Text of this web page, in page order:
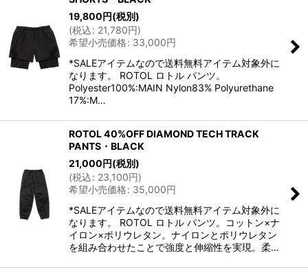
19,800円(税別)
(税込: 21,780円)
希望小売価格: 33,000円
*SALEアイテムなので送料無料アイテム対象外に
なります。 ROTOL ロトル パンツ。
Polyester100%:MAIN Nylon83% Polyurethane
17%:M…
ROTOL 40%OFF DIAMOND TECH TRACK
PANTS・BLACK
21,000円(税別)
(税込: 23,100円)
希望小売価格: 35,000円
*SALEアイテムなので送料無料アイテム対象外に
なります。 ROTOL ロトル パンツ。コットン×ナ
イロン×ポリウレタン。ナイロンとポリウレタン
を組み合わせたことで強度と伸縮性を実現。柔…